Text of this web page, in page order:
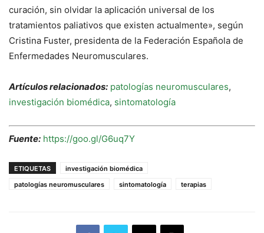
curación, sin olvidar la aplicación universal de los
tratamientos paliativos que existen actualmente», según
Cristina Fuster, presidenta de la Federación Española de
Enfermedades Neuromusculares.
Artículos relacionados: patologías neuromusculares,
investigación biomédica, sintomatología
Fuente: https://goo.gl/G6uq7Y
ETIQUETAS
investigación biomédica
patologías neuromusculares
sintomatología terapias